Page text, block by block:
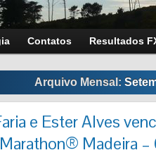
Contatos Resultados
Arquivo Mensal:
e Ester Alves
Madeira –